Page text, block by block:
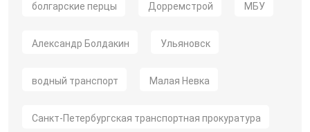
болгарские перцы Дорремстрой МБУ
Александр Болдакин Ульяновск
водный транспорт Малая Невка
Санкт-Петербургская транспортная прокуратура